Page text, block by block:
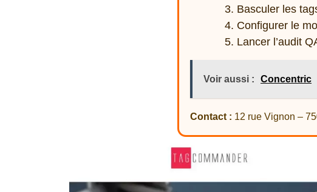
Basculer les
Configurer le
Lancer l’audit
Voir aussi : Concentric
Contact : 12 rue Vignon –